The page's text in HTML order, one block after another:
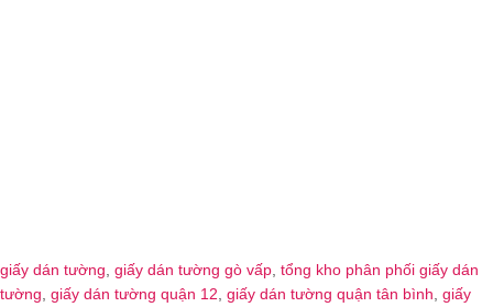
giấy dán tường giấy dán tường gò vấp tổng kho phân phối giấy dán
tường giấy dán tường quận 12 giấy dán tường quận tân bình giấy